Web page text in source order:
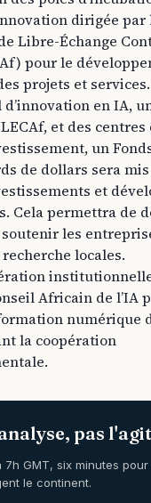
dirigée par
Libre-Échange
pour le
projets et
en IA,
et des centres
un
de dollars sera
et
Cela permettra de
les
locales.
Africain de l’IA
numérique
la coopération
pas
7h GMT, six minutes
le continent.